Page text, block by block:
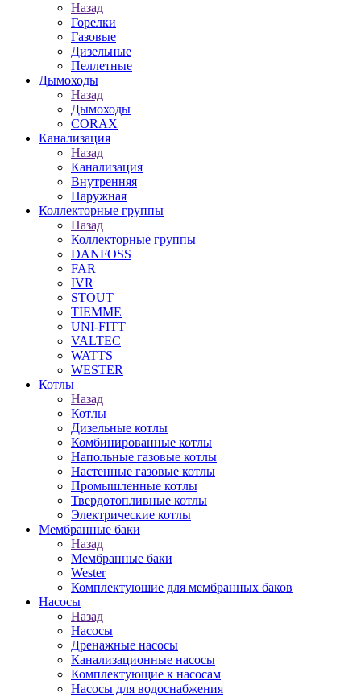
Назад
Горелки
Газовые
Дизельные
Пеллетные
Дымоходы
Назад
Дымоходы
CORAX
Канализация
Назад
Канализация
Внутренняя
Наружная
Коллекторные группы
Назад
Коллекторные группы
DANFOSS
FAR
IVR
STOUT
TIEMME
UNI-FITT
VALTEC
WATTS
WESTER
Котлы
Назад
Котлы
Дизельные котлы
Комбинированные котлы
Напольные газовые котлы
Настенные газовые котлы
Промышленные котлы
Твердотопливные котлы
Электрические котлы
Мембранные баки
Назад
Мембранные баки
Wester
Комплектуюшие для мембранных баков
Насосы
Назад
Насосы
Дренажные насосы
Канализационные насосы
Комплектующие к насосам
Насосы для водоснабжения